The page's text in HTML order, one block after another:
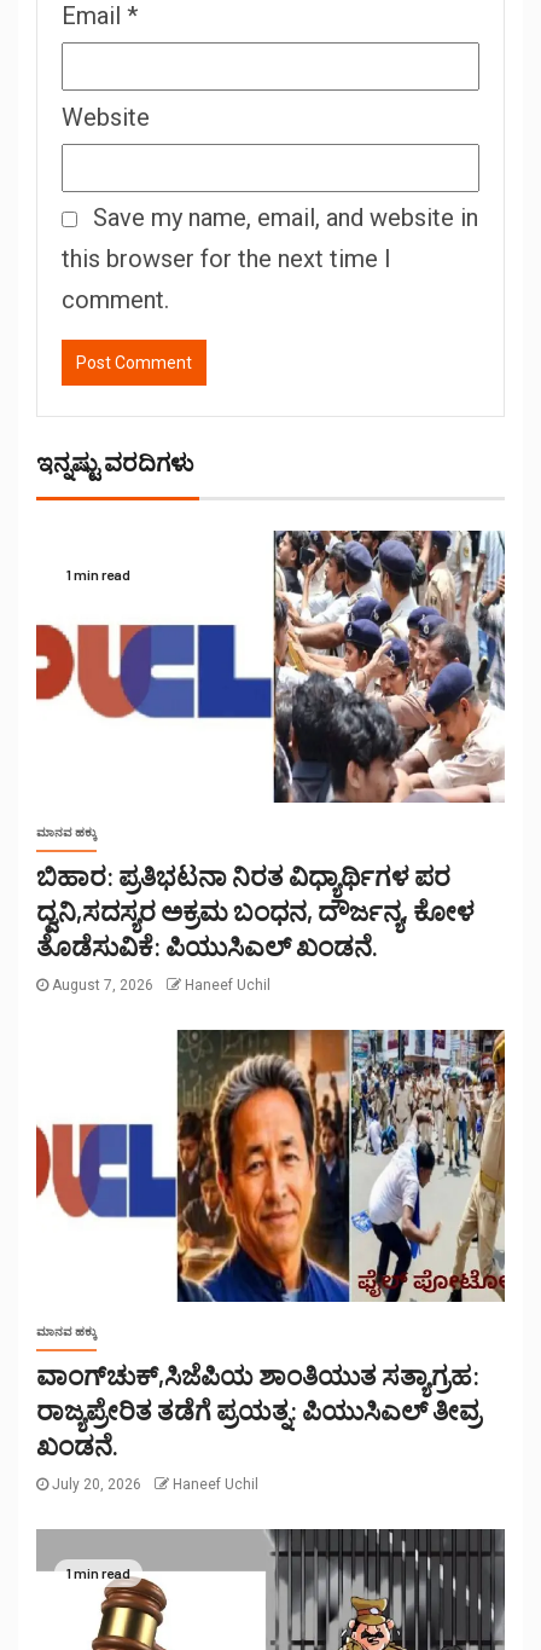
Email *
Website
Save my name, email, and website in
this browser for the next time I
comment.
ಇನ್ನಷ್ಟು ವರದಿಗಳು
1 min read
ಮಾನವ ಹಕ್ಕು
ಬಿಹಾರ: ಪ್ರತಿಭಟನಾ ನಿರತ ವಿಧ್ಯಾರ್ಥಿಗಳ ಪರ
ದ್ವನಿ,ಸದಸ್ಯರ ಅಕ್ರಮ ಬಂಧನ, ದೌರ್ಜನ್ಯ, ಕೋಳ
ತೊಡೆಸುವಿಕೆ: ಪಿಯುಸಿಎಲ್ ಖಂಡನೆ.
August 7, 2026 Haneef Uchil
ಮಾನವ ಹಕ್ಕು
ವಾಂಗ್‌ಚುಕ್,ಸಿಜೆಪಿಯ ಶಾಂತಿಯುತ ಸತ್ಯಾಗ್ರಹ:
ರಾಜ್ಯಪ್ರೇರಿತ ತಡೆಗೆ ಪ್ರಯತ್ನ: ಪಿಯುಸಿಎಲ್ ತೀವ್ರ
ಖಂಡನೆ.
July 20, 2026 Haneef Uchil
1 min read